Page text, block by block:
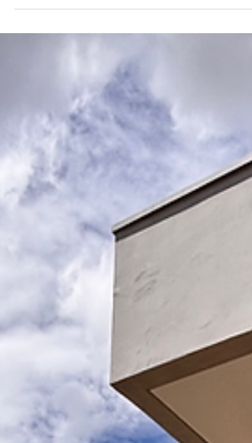
dentro das mudanças.